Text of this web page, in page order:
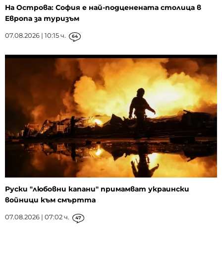
На Острова: София е най-подценената столица в
Европа за туризъм
07.08.2026 | 10:15 ч. 64
Руски "любовни капани" примамват украински
войници към смъртта
07.08.2026 | 07:02 ч. 47